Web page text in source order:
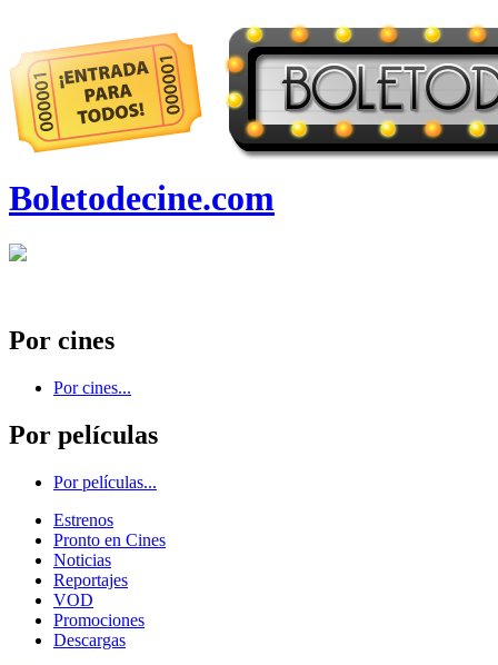
Boletodecine.com
Por cines
Por cines...
Por películas
Por películas...
Estrenos
Pronto en Cines
Noticias
Reportajes
VOD
Promociones
Descargas